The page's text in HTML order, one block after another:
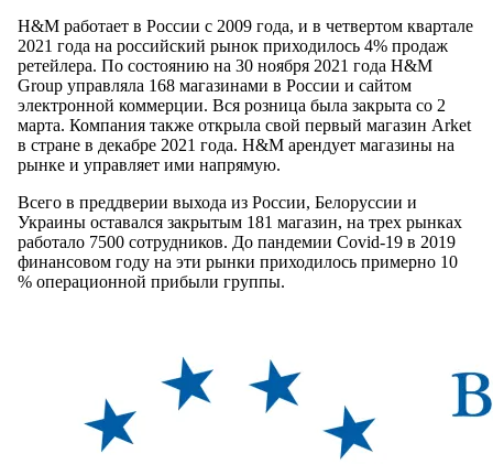
H&M работает в России с 2009 года, и в четвертом квартале
2021 года на российский рынок приходилось 4% продаж
ретейлера. По состоянию на 30 ноября 2021 года H&M
Group управляла 168 магазинами в России и сайтом
электронной коммерции. Вся розница была закрыта со 2
марта. Компания также открыла свой первый магазин Arket
в стране в декабре 2021 года. H&M арендует магазины на
рынке и управляет ими напрямую.
Всего в преддверии выхода из России, Белоруссии и
Украины оставался закрытым 181 магазин, на трех рынках
работало 7500 сотрудников. До пандемии Covid-19 в 2019
финансовом году на эти рынки приходилось примерно 10
% операционной прибыли группы.